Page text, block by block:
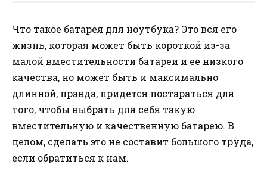
Что такое батарея для ноутбука? Это вся его
жизнь, которая может быть короткой из-за
малой вместительности батареи и ее низкого
качества, но может быть и максимально
длинной, правда, придется постараться для
того, чтобы выбрать для себя такую
вместительную и качественную батарею. В
целом, сделать это не составит большого труда,
если обратиться к нам.